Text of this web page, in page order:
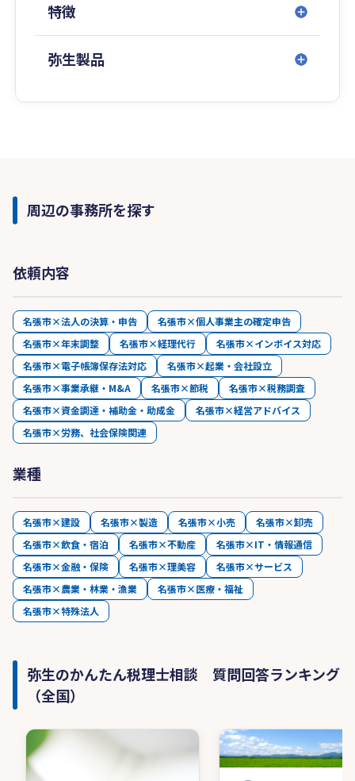
担当いたします。
お客様の担当者が急に変更するなどの心配やご
迷惑をかけることはございません。
Zoomを使い、連絡方法は電話・メール・LINEを
使うことによりお客様とのコミュニケーションを
【料金】
当法人は柔軟な料金プランとなっておりますの
で、お客様の経理状況やご要望にあったプランを
提示させて頂きます。
【その他】
の依頼も受け付けております。
特徴
弥生製品
周辺の事務所を探す
依頼内容
名張市×法人の決算・申告
名張市×個人事業主の確定申告
名張市×年末調整
名張市×経理代行
名張市×インボイス対応
名張市×電子帳簿保存法対応
名張市×起業・会社設立
名張市×事業承継・M&A
名張市×節税
名張市×税務調査
名張市×資金調達・補助金・助成金
名張市×経営アドバイス
名張市×労務、社会保険関連
業種
名張市×建設 名張市×製造 名張市×小売
名張市×卸売
名張市×飲食・宿泊
名張市×不動産
名張市×IT・情報通信
名張市×金融・保険
名張市×理美容
名張市×サービス
名張市×農業・林業・漁業
名張市×医療・福祉
名張市×特殊法人
弥生のかんたん税理士相談 質問回答ランキング
（全国）